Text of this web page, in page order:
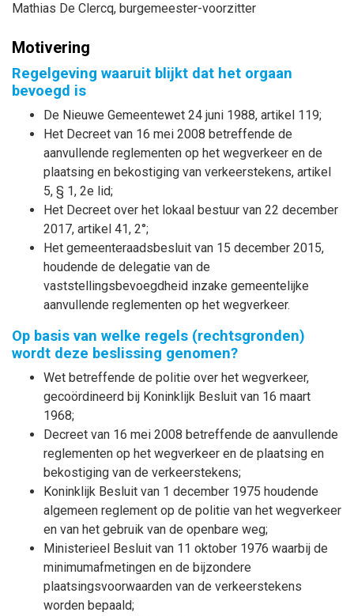
Mathias De Clercq, burgemeester-voorzitter
Motivering
Regelgeving waaruit blijkt dat het orgaan
bevoegd is
De Nieuwe Gemeentewet 24 juni 1988, artikel 119;
Het Decreet van 16 mei 2008 betreffende de
aanvullende reglementen op het wegverkeer en de
plaatsing en bekostiging van verkeerstekens, artikel
5, § 1, 2e lid;
Het Decreet over het lokaal bestuur van 22 december
2017, artikel 41, 2°;
Het gemeenteraadsbesluit van 15 december 2015,
houdende de delegatie van de
vaststellingsbevoegdheid inzake gemeentelijke
aanvullende reglementen op het wegverkeer.
Op basis van welke regels (rechtsgronden)
wordt deze beslissing genomen?
Wet betreffende de politie over het wegverkeer,
gecoördineerd bij Koninklijk Besluit van 16 maart
1968;
Decreet van 16 mei 2008 betreffende de aanvullende
reglementen op het wegverkeer en de plaatsing en
bekostiging van de verkeerstekens;
Koninklijk Besluit van 1 december 1975 houdende
algemeen reglement op de politie van het wegverkeer
en van het gebruik van de openbare weg;
Ministerieel Besluit van 11 oktober 1976 waarbij de
minimumafmetingen en de bijzondere
plaatsingsvoorwaarden van de verkeerstekens
worden bepaald;